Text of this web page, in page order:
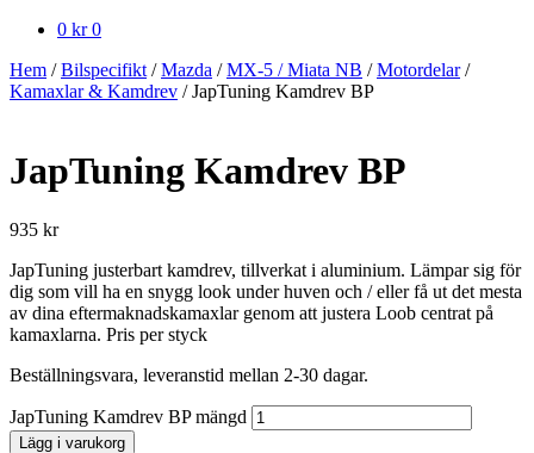
0 kr 0
Hem /Bilspecifikt /Mazda /MX-5 / Miata NB /Motordelar/
Kamaxlar & Kamdrev /JapTuning Kamdrev BP
JapTuning Kamdrev BP
935 kr
JapTuning justerbart kamdrev, tillverkat i aluminium. Lämpar sig för
dig som vill ha en snygg look under huven och / eller få ut det mesta
av dina eftermaknadskamaxlar genom att justera Loob centrat på
kamaxlarna. Pris per styck
Beställningsvara, leveranstid mellan 2-30 dagar.
JapTuning Kamdrev BP mängd
Lägg i varukorg